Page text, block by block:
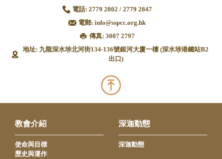
電話: 2779 2802 / 2779 2847
電郵: info@sspcc.org.hk
傳真: 3007 2797
地址: 九龍深水埗北河街134-136號銀河大廈一樓 (深水埗港鐵站B2
出口)
教會介紹
使命與目標
歷史與運作
深迦動態
深迦動態